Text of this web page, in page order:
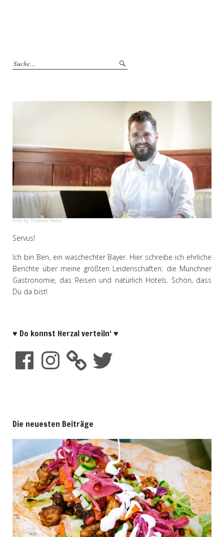
Foto by Thomas Fedra
Servus!
Ich bin Ben, ein waschechter Bayer. Hier schreibe ich ehrliche
Berichte über meine größten Leidenschaften: die Münchner
Gastronomie, das Reisen und natürlich Hotels. Schön, dass
Du da bist!
♥ Do konnst Herzal verteiln‘ ♥
Die neuesten Beiträge